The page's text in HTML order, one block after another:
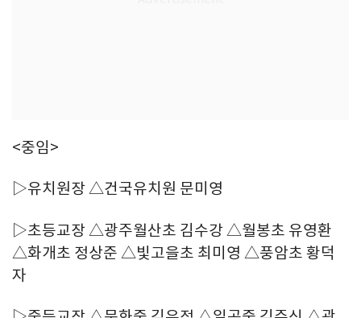
<중임>
▷유치원장 △건국유치원 문미영
▷초등교장 △광주월산초 김수강 △월봉초 유영환
△화개초 정상준 △빛고을초 최미영 △풍암초 황덕
자